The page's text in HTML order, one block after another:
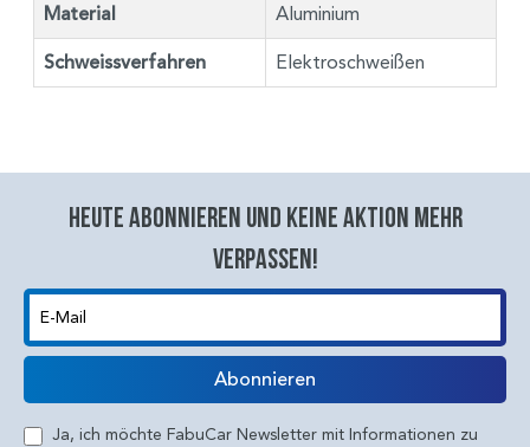
Material Aluminium
Schweissverfahren Elektroschweißen
Heute abonnieren und keine aktion mehr
verpassen!
E-Mail
Abonnieren
Ja, ich möchte FabuCar Newsletter mit Informationen zu